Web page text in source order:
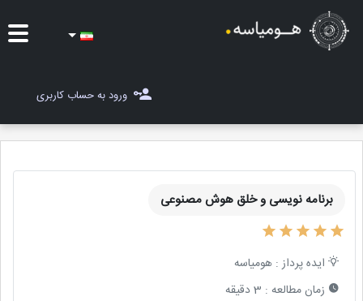
مجله هومیاسه
ورود به حساب کاربری
برنامه نویسی و خلق هوش مصنوعی
ایده پرداز :هومیاسه
زمان مطالعه : 3 دقیقه